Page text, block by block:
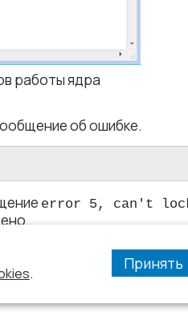
работы ядра
об ошибке.
error 5, can't
.
Принять